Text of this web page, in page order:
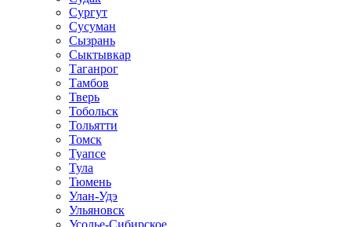
Сургут
Сусуман
Сызрань
Сыктывкар
Таганрог
Тамбов
Тверь
Тобольск
Тольятти
Томск
Туапсе
Тула
Тюмень
Улан-Удэ
Ульяновск
Усолье-Сибирское